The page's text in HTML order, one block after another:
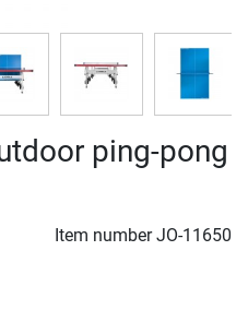
ping-pong
Item numberJO-11650